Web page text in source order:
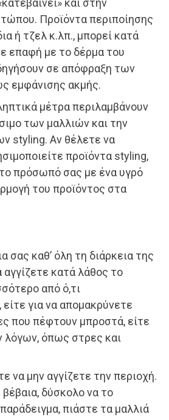
και στην
Προϊόντα περιποίησης
ή τζελ κ.λπ., μπορεί κατά
επαφή με το δέρμα του
σε απόφραξη των
εμφάνισης ακμής.
μέτρα περιλαμβάνουν
των μαλλιών και την
styling. Αν θέλετε να
προϊόντα styling,
πρόσωπό σας με ένα υγρό
του προϊόντος στα
σας καθ’ όλη τη διάρκεια της
κατά λάθος το
από ό,τι
είτε για να απομακρύνετε
που πέφτουν μπροστά, είτε
λόγων, όπως στρες και
να μην αγγίζετε την περιοχή.
δύσκολο να το
πιάστε τα μαλλιά